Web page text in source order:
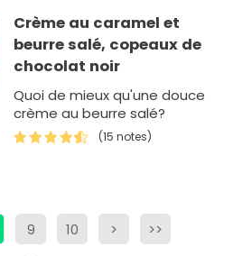
Crème au caramel et
beurre salé, copeaux de
chocolat noir
Quoi de mieux qu'une douce
crème au beurre salé?
(15 notes)
9 10 > >>